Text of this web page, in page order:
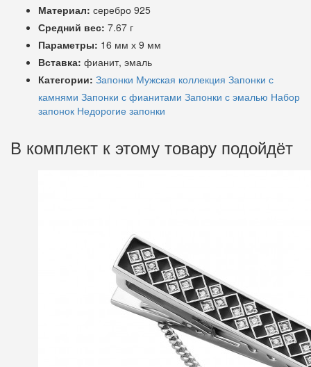
Материал: серебро 925
Средний вес: 7.67 г
Параметры: 16 мм х 9 мм
Вставка: фианит, эмаль
Категории: Запонки Мужская коллекция Запонки с
камнями Запонки с фианитами Запонки с эмалью Набор
запонок Недорогие запонки
В комплект к этому товару подойдёт